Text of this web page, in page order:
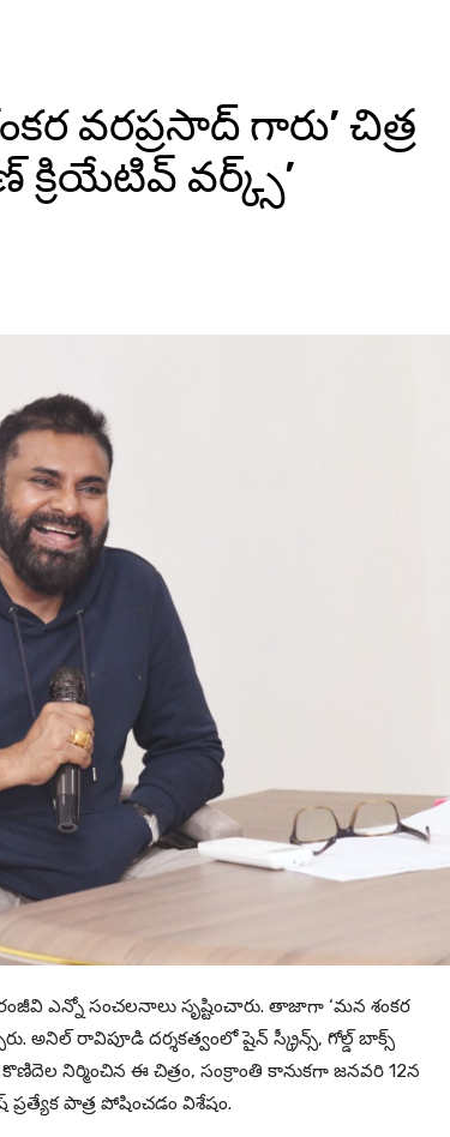
వరప్రసాద్ గారు’ చిత్ర
క్రియేటివ్ వర్క్స్’
ఎన్నో సంచలనాలు సృష్టించారు. తాజాగా ‘మన శంకర
అనిల్ రావిపూడి దర్శకత్వంలో షైన్ స్క్రీన్స్, గోల్డ్ బాక్స్
నిర్మించిన ఈ చిత్రం, సంక్రాంతి కానుకగా జనవరి 12న
ప్రత్యేక పాత్ర పోషించడం విశేషం.